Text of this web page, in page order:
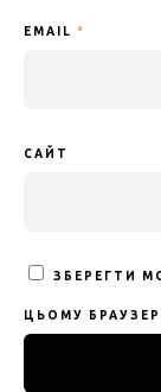
EMAIL *
САЙТ
ЗБЕРЕГТИ
ЦЬОМУ